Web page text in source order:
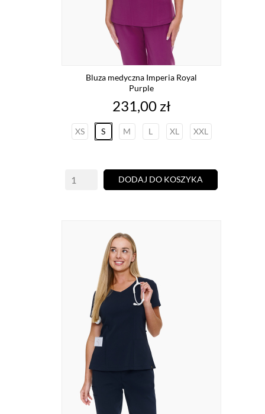
Bluza medyczna Imperia Royal
Purple
Cena
231,00 zł
XS S M L XL XXL
DODAJ DO KOSZYKA